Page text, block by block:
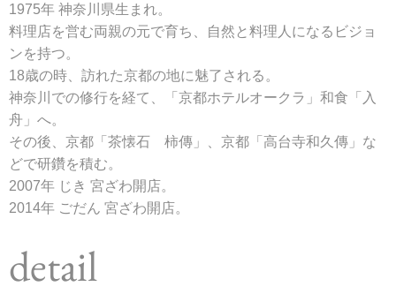
1975年 神奈川県生まれ。
料理店を営む両親の元で育ち、自然と料理人になるビジョ
ンを持つ。
18歳の時、訪れた京都の地に魅了される。
神奈川での修行を経て、「京都ホテルオークラ」和食「入
舟」へ。
その後、京都「茶懐石 柿傳」、京都「高台寺和久傳」な
どで研鑽を積む。
2007年 じき 宮ざわ開店。
2014年 ごだん 宮ざわ開店。
detail